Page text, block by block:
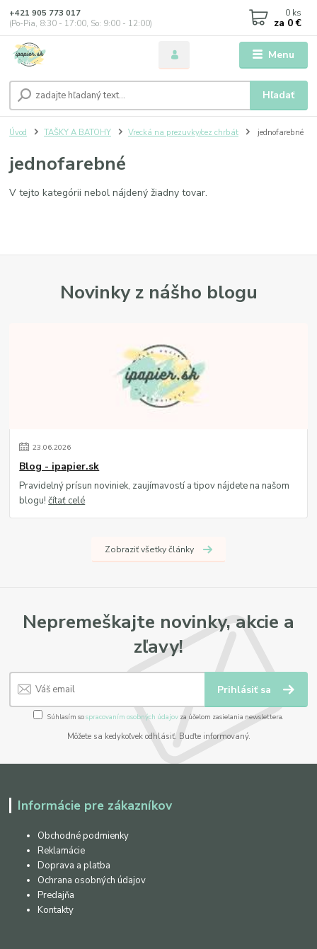
Menu
Hľadať
+421 905 773 017
(Po-Pia, 8:30 - 17:00, So: 9:00 - 12:00)
0 ks
za 0 €
Úvod TAŠKY A BATOHY Vrecká na prezuvky/cez chrbát jednofarebné
jednofarebné
V tejto kategórii nebol nájdený žiadny tovar.
Novinky z nášho blogu
23.06.2026
Blog - ipapier.sk
Pravidelný prísun noviniek, zaujímavostí a tipov nájdete na našom
blogu!čítať celé
Zobraziť všetky články
Nepremeškajte novinky, akcie a
zľavy!
Prihlásiť sa
Súhlasím sospracovaním osobných údajov za účelom zasielania newslettera.
Môžete sa kedykoľvek odhlásiť. Buďte informovaný.
Informácie pre zákazníkov
Obchodné podmienky
Reklamácie
Doprava a platba
Ochrana osobných údajov
Predajňa
Kontakty